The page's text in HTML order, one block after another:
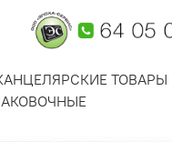
ТОВАРЫ